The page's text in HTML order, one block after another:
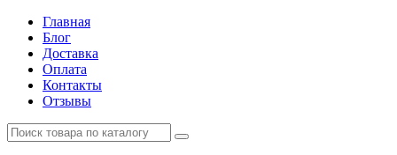
Главная
Блог
Доставка
Оплата
Контакты
Отзывы